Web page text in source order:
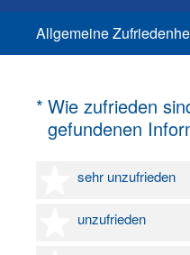
Allgemeine
* Wie zufrieden
gefundenen
(Erforderlich.)
sehr unzufrieden
1 Stern
unzufrieden
2 Sterne